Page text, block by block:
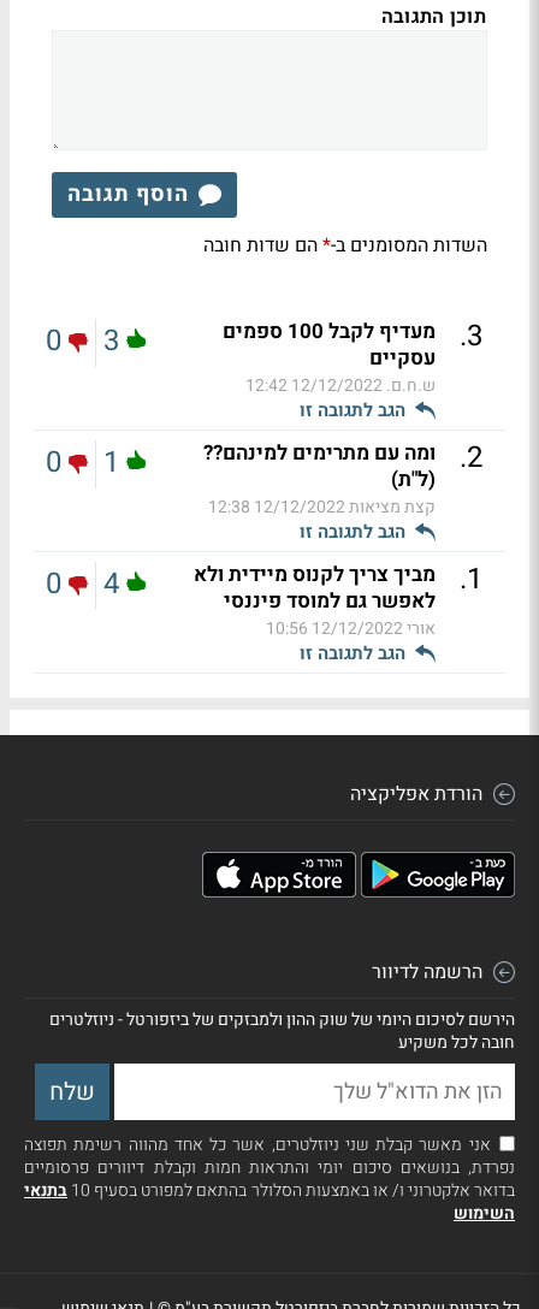
תוכן התגובה
הוסף תגובה
השדות המסומנים ב-*הם שדות חובה
3
.
מעדיף לקבל 100 ספמים
עסקיים
ש.ח.ם.12/12/2022 12:42
הגב לתגובה זו
3
0
2
.
ומה עם מתרימים למינהם??
(ל"ת)
קצת מציאות12/12/2022 12:38
הגב לתגובה זו
1
0
1
.
מביך צריך לקנוס מיידית ולא
לאפשר גם למוסד פיננסי
אורי12/12/2022 10:56
הגב לתגובה זו
4
0
הורדת אפליקציה
הרשמה לדיוור
הירשם לסיכום היומי של שוק ההון ולמבזקים של ביזפורטל - ניוזלטרים
חובה לכל משקיע
אני מאשר קבלת שני ניוזלטרים, אשר כל אחד מהווה רשימת תפוצה
נפרדת, בנושאים סיכום יומי והתראות חמות וקבלת דיוורים פרסומיים
בדואר אלקטרוני ו/ או באמצעות הסלולר בהתאם למפורט בסעיף 10
בתנאי
השימוש